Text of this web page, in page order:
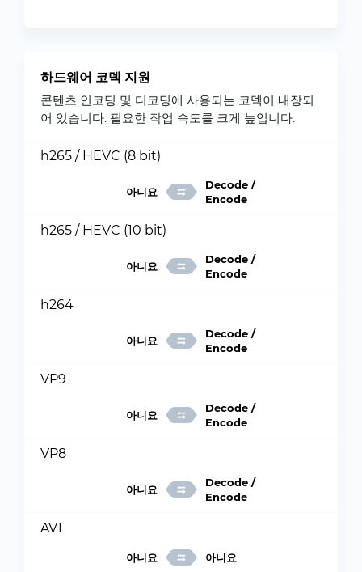
하드웨어 코덱 지원
콘텐츠 인코딩 및 디코딩에 사용되는 코덱이 내장되
어 있습니다. 필요한 작업 속도를 크게 높입니다.
h265 / HEVC (8 bit)
아니요
Decode /
Encode
h265 / HEVC (10 bit)
아니요
Decode /
Encode
h264
아니요
Decode /
Encode
VP9
아니요
Decode /
Encode
VP8
아니요
Decode /
Encode
AV1
아니요 아니요